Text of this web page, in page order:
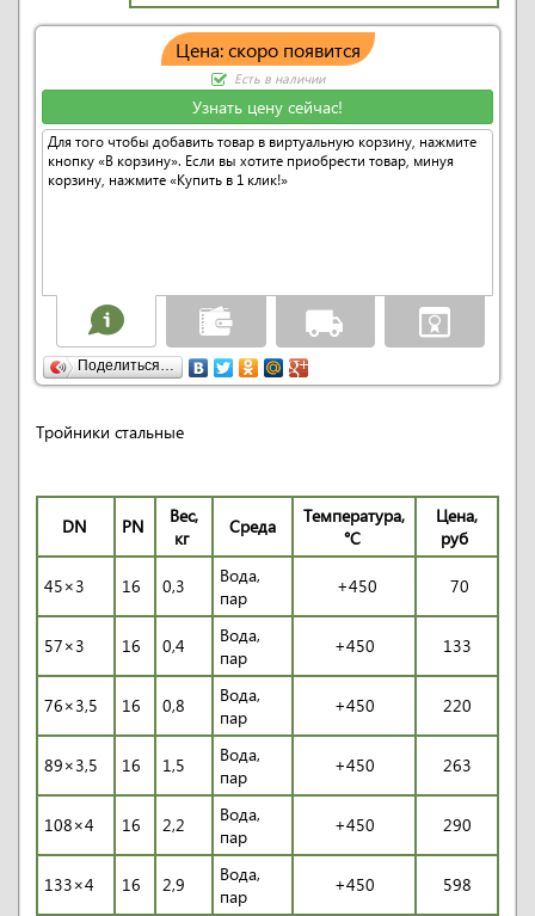
Цена: скоро появится
Есть в наличии
Узнать цену сейчас!
Для того чтобы добавить товар в виртуальную корзину, нажмите
кнопку «В корзину». Если вы хотите приобрести товар, минуя
корзину, нажмите «Купить в 1 клик!»
Поделиться…
Тройники стальные
DN PN
Вес,
кг
Среда
Температура,
°С
Цена,
руб
45×3 16 0,3
Вода,
пар
+450 70
57×3 16 0,4
Вода,
пар
+450 133
76×3,5 16 0,8
Вода,
пар
+450 220
89×3,5 16 1,5
Вода,
пар
+450 263
108×4 16 2,2
Вода,
пар
+450 290
133×4 16 2,9
Вода,
пар
+450 598